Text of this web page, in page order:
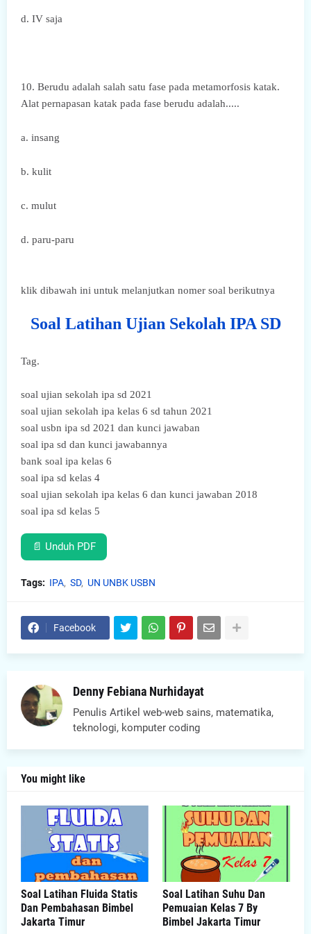
d. IV saja
10. Berudu adalah salah satu fase pada metamorfosis katak.
Alat pernapasan katak pada fase berudu adalah.....
a. insang
b. kulit
c. mulut
d. paru-paru
klik dibawah ini untuk melanjutkan nomer soal berikutnya
Soal Latihan Ujian Sekolah IPA SD
Tag.
soal ujian sekolah ipa sd 2021
soal ujian sekolah ipa kelas 6 sd tahun 2021
soal usbn ipa sd 2021 dan kunci jawaban
soal ipa sd dan kunci jawabannya
bank soal ipa kelas 6
soal ipa sd kelas 4
soal ujian sekolah ipa kelas 6 dan kunci jawaban 2018
soal ipa sd kelas 5
📄 Unduh PDF
Tags: IPA SD UN UNBK USBN
Facebook
Denny Febiana Nurhidayat
Penulis Artikel web-web sains, matematika,
teknologi, komputer coding
You might like
Soal Latihan Fluida Statis
Dan Pembahasan Bimbel
Jakarta Timur
Soal Latihan Suhu Dan
Pemuaian Kelas 7 By
Bimbel Jakarta Timur